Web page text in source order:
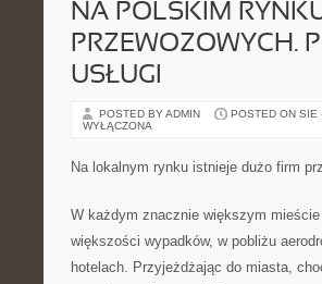
NA POLSKIM
PRZEWOZOWYCH.
USŁUGI
POSTED BY ADMIN POSTED ON SIE
WYŁĄCZONA
Na lokalnym rynku istnieje dużo firm
W każdym znacznie większym
większości wypadków, w pobliżu
hotelach. Przyjeżdżając do miasta,